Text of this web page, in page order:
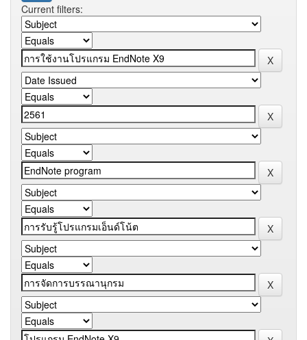
Current filters: